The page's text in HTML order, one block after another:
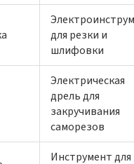
для резки и
шлифовки
Электрическая
дрель для
закручивания
саморезов
Инструмент для